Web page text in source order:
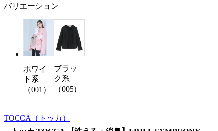
バリエーション
ホワイ
ト系
（001）
ブラッ
ク系
（005）
TOCCA
（トッカ）